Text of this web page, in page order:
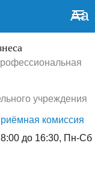
Aa
учреждения
комиссия
до 16:30, Пн-Сб